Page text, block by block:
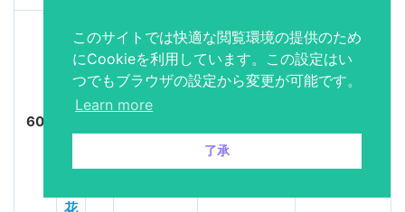
60
世
界
に
一
け
花
S
M
A
e
このサイトでは快適な閲覧環境の提供のため
にCookieを利用しています。この設定はい
つでもブラウザの設定から変更が可能です。
Learn more
了承